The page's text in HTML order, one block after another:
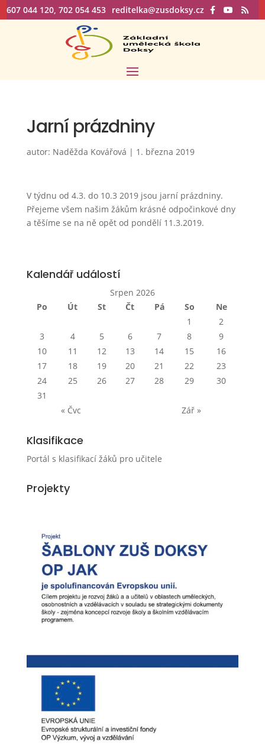
607 044 120, 702 054 453 reditelka@zusdoksy.cz
Jarní prázdniny
autor: Naděžda Kovářová | 1. března 2019
V týdnu od 4.3. do 10.3 2019 jsou jarní prázdniny.
Přejeme všem našim žákům krásné odpočinkové dny
a těšíme se na ně opět od pondělí 11.3.2019.
Kalendář událostí
Srpen 2026
Po
Út St Čt Pá So
Ne
1
2
3
4 5 6 7 8
9
10
11 12 13 14 15
16
17
18 19 20 21 22
23
24
25 26 27 28 29
30
31
« Čvc
Zář »
Klasifikace
Portál s klasifikací žáků pro učitele
Projekty